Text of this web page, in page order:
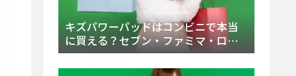
キズパワーパッドはコンビニで本当
に買える？セブン・ファミマ・ロー
ソン徹底調査＆値段と種類別販売場
所まとめ